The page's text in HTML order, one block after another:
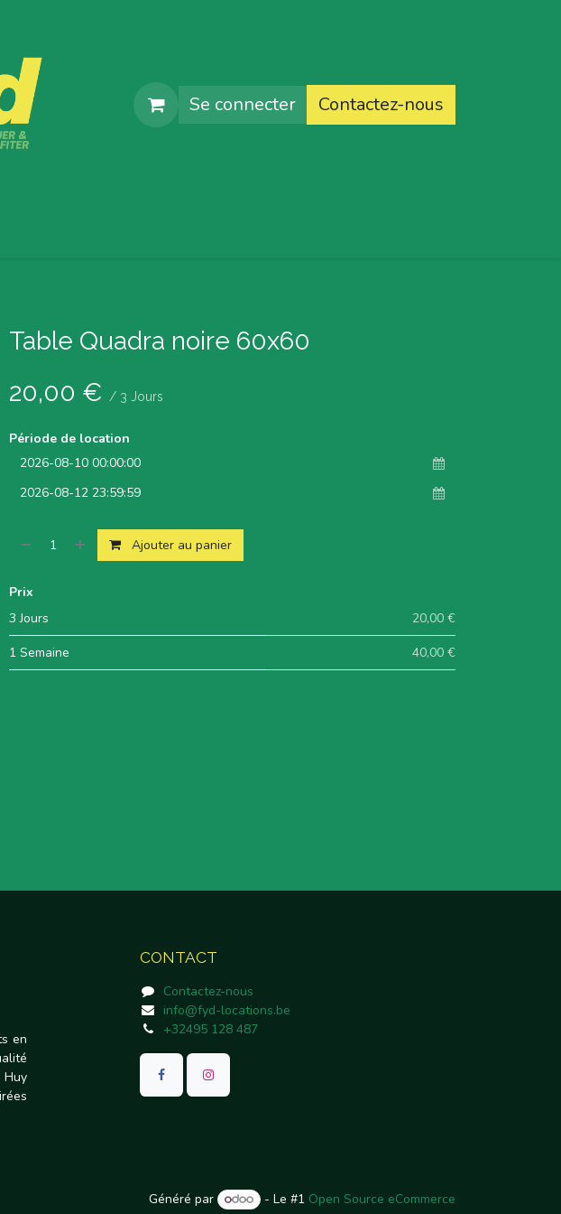
Se connecter Contactez-nous
Table Quadra noire 60x60
20,00 € / 3 Jours
Période de location
Ajouter au panier
Prix
3 Jours
20,00 €
1 Semaine
40,00 €
en
Huy
CONTACT
Contactez-nous
info@fyd-locations.be
+32495 128 487
Généré par - Le #1 Open Source eCommerce